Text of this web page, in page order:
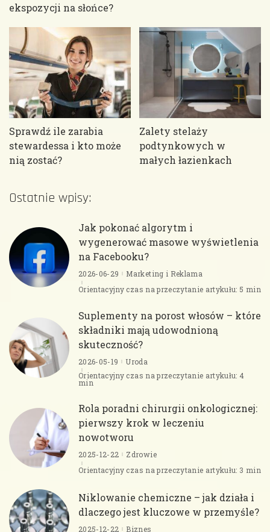
ekspozycji na słońce?
Sprawdź ile zarabia
stewardessa i kto może
nią zostać?
Zalety stelaży
podtynkowych w
małych łazienkach
Ostatnie wpisy:
Jak pokonać algorytm i
wygenerować masowe wyświetlenia
na Facebooku?
2026-06-29
Marketing i Reklama
Orientacyjny czas na przeczytanie artykułu: 5 min
Suplementy na porost włosów – które
składniki mają udowodnioną
skuteczność?
2026-05-19
Uroda
Orientacyjny czas na przeczytanie artykułu: 4
min
Rola poradni chirurgii onkologicznej:
pierwszy krok w leczeniu
nowotworu
2025-12-22
Zdrowie
Orientacyjny czas na przeczytanie artykułu: 3 min
Niklowanie chemiczne – jak działa i
dlaczego jest kluczowe w przemyśle?
2025-12-22
Biznes